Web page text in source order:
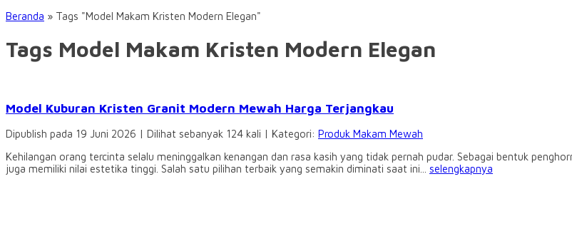
Beranda » Tags "Model Makam Kristen Modern Elegan"
Tags Model Makam Kristen Modern Elegan
Model Kuburan Kristen Granit Modern Mewah Harga Terjangkau
Dipublish pada 19 Juni 2026 | Dilihat sebanyak 124 kali | Kategori: Produk Makam Mewah
Kehilangan orang tercinta selalu meninggalkan kenangan dan rasa kasih yang tidak pernah pudar. Sebagai bentuk
juga memiliki nilai estetika tinggi. Salah satu pilihan terbaik yang semakin diminati saat ini... selengkapnya